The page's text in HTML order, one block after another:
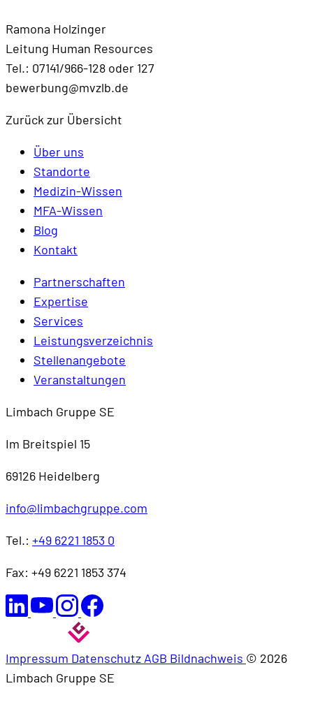
Ramona Holzinger
Leitung Human Resources
Tel.: 07141/966-128 oder 127
bewerbung@mvzlb.de
Zurück zur Übersicht
Über uns
Standorte
Medizin-Wissen
MFA-Wissen
Blog
Kontakt
Partnerschaften
Expertise
Services
Leistungsverzeichnis
Stellenangebote
Veranstaltungen
Limbach Gruppe SE
Im Breitspiel 15
69126 Heidelberg
info@limbachgruppe.com
Tel.: +49 6221 1853 0
Fax: +49 6221 1853 374
Impressum Datenschutz AGB Bildnachweis © 2026
Limbach Gruppe SE